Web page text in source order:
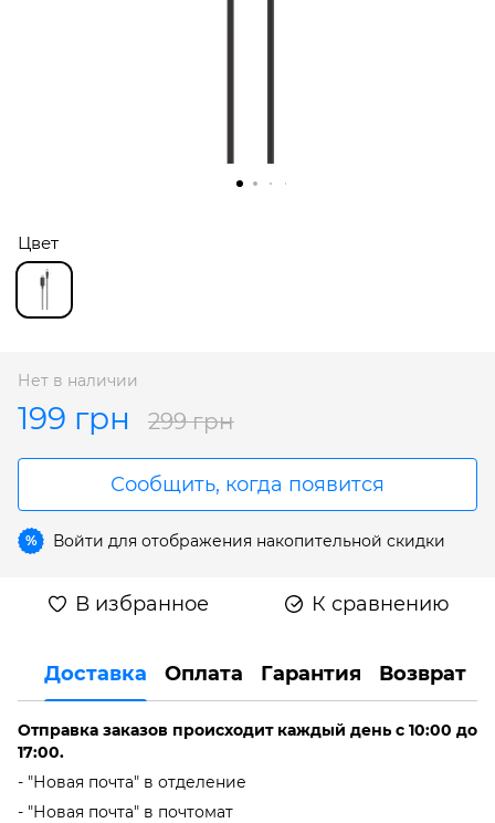
Цвет
Нет в наличии
199 грн 299 грн
Сообщить, когда появится
% Войти для отображения накопительной скидки
В избранное К сравнению
Доставка Оплата Гарантия Возврат
Отправка заказов происходит каждый день с 10:00 до
17:00.
- "Новая почта" в отделение
- "Новая почта" в почтомат